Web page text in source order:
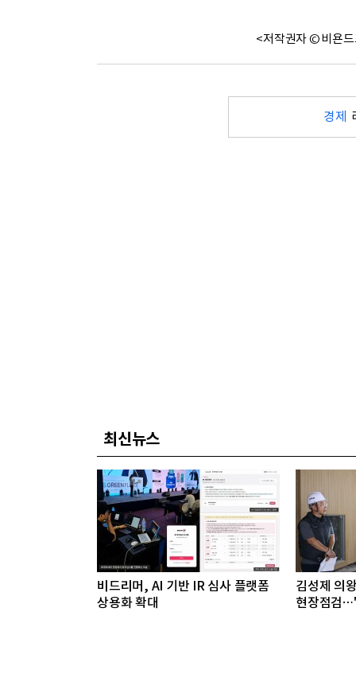
<저작권자 © 비욘드
경제
최신뉴스
비드리머, AI 기반 IR 심사 플랫폼
상용화 확대
김성제 의
현장점검